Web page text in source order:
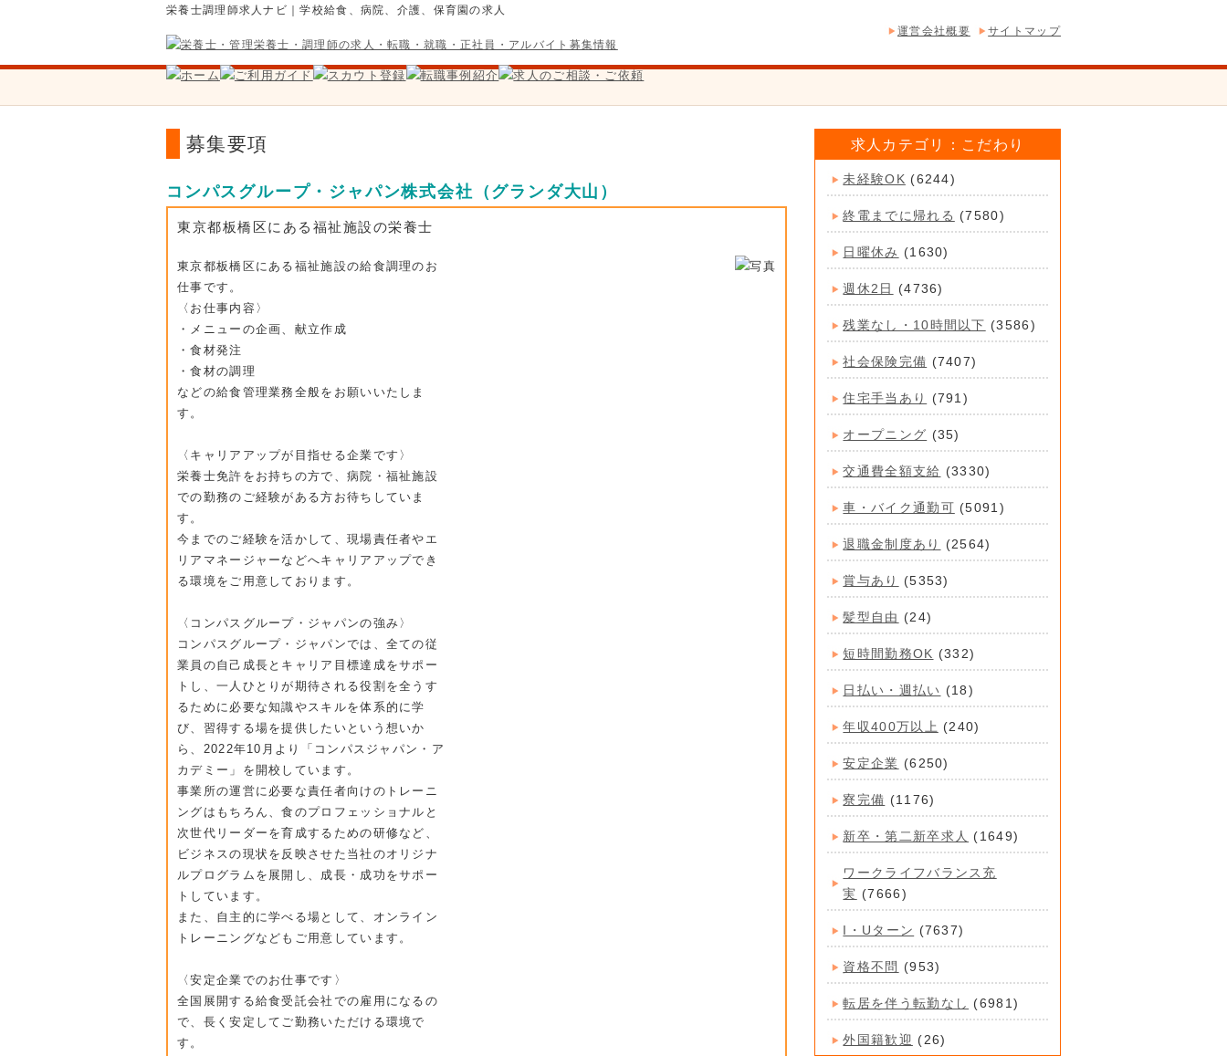
栄養士調理師求人ナビ｜学校給食、病院、介護、保育園の求人
運営会社概要
サイトマップ
募集要項
コンパスグループ・ジャパン株式会社（グランダ大山）
東京都板橋区にある福祉施設の栄養士
東京都板橋区にある福祉施設の給食調理のお
仕事です。
〈お仕事内容〉
・メニューの企画、献立作成
・食材発注
・食材の調理
などの給食管理業務全般をお願いいたしま
す。
〈キャリアアップが目指せる企業です〉
栄養士免許をお持ちの方で、病院・福祉施設
での勤務のご経験がある方お待ちしていま
す。
今までのご経験を活かして、現場責任者やエ
リアマネージャーなどへキャリアアップでき
る環境をご用意しております。
〈コンパスグループ・ジャパンの強み〉
コンパスグループ・ジャパンでは、全ての従
業員の自己成長とキャリア目標達成をサポー
トし、一人ひとりが期待される役割を全うす
るために必要な知識やスキルを体系的に学
び、習得する場を提供したいという想いか
ら、2022年10月より「コンパスジャパン・ア
カデミー」を開校しています。
事業所の運営に必要な責任者向けのトレーニ
ングはもちろん、食のプロフェッショナルと
次世代リーダーを育成するための研修など、
ビジネスの現状を反映させた当社のオリジナ
ルプログラムを展開し、成長・成功をサポー
トしています。
また、自主的に学べる場として、オンライン
トレーニングなどもご用意しています。
〈安定企業でのお仕事です〉
全国展開する給食受託会社での雇用になるの
で、長く安定してご勤務いただける環境で
す。
求人カテゴリ：こだわり
未経験OK (6244)
終電までに帰れる (7580)
日曜休み (1630)
週休2日 (4736)
残業なし・10時間以下 (3586)
社会保険完備 (7407)
住宅手当あり (791)
オープニング (35)
交通費全額支給 (3330)
車・バイク通勤可 (5091)
退職金制度あり (2564)
賞与あり (5353)
髪型自由 (24)
短時間勤務OK (332)
日払い・週払い (18)
年収400万以上 (240)
安定企業 (6250)
寮完備 (1176)
新卒・第二新卒求人 (1649)
ワークライフバランス充
実 (7666)
I・Uターン (7637)
資格不問 (953)
転居を伴う転勤なし (6981)
外国籍歓迎 (26)